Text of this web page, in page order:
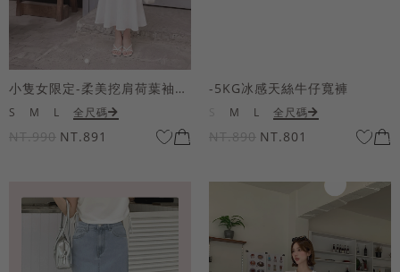
小隻女限定-柔美挖肩荷葉袖魚尾長洋裝
S M L 全尺碼
NT.990 NT.891
-5KG冰感天絲牛仔寬褲
M L 全尺碼
NT.890 NT.801